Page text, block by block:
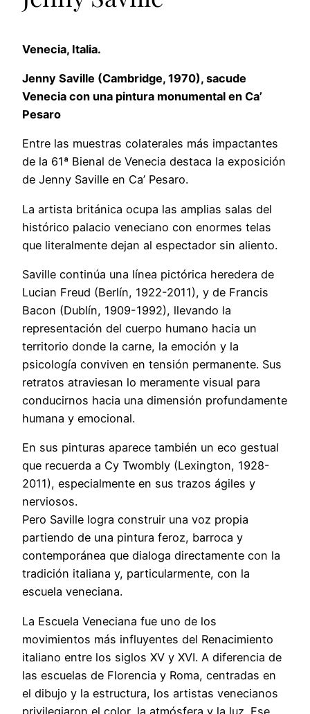
Venecia, Italia.
Jenny Saville (Cambridge, 1970), sacude
Venecia con una pintura monumental en Ca’
Pesaro
Entre las muestras colaterales más impactantes
de la 61ª Bienal de Venecia destaca la exposición
de Jenny Saville en Ca’ Pesaro.
La artista británica ocupa las amplias salas del
histórico palacio veneciano con enormes telas
que literalmente dejan al espectador sin aliento.
Saville continúa una línea pictórica heredera de
Lucian Freud (Berlín, 1922-2011), y de Francis
Bacon (Dublín, 1909-1992), llevando la
representación del cuerpo humano hacia un
territorio donde la carne, la emoción y la
psicología conviven en tensión permanente. Sus
retratos atraviesan lo meramente visual para
conducirnos hacia una dimensión profundamente
humana y emocional.
En sus pinturas aparece también un eco gestual
que recuerda a Cy Twombly (Lexington, 1928-
2011), especialmente en sus trazos ágiles y
nerviosos.
Pero Saville logra construir una voz propia
partiendo de una pintura feroz, barroca y
contemporánea que dialoga directamente con la
tradición italiana y, particularmente, con la
escuela veneciana.
La Escuela Veneciana fue uno de los
movimientos más influyentes del Renacimiento
italiano entre los siglos XV y XVI. A diferencia de
las escuelas de Florencia y Roma, centradas en
el dibujo y la estructura, los artistas venecianos
privilegiaron el color, la atmósfera y la luz. Ese